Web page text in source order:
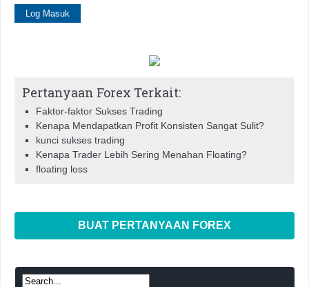
Pertanyaan Forex Terkait:
Faktor-faktor Sukses Trading
Kenapa Mendapatkan Profit Konsisten Sangat Sulit?
kunci sukses trading
Kenapa Trader Lebih Sering Menahan Floating?
floating loss
BUAT PERTANYAAN FOREX